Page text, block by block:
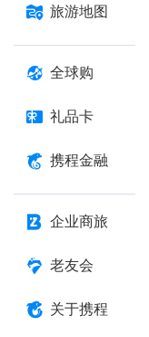
旅游地图
全球购
礼品卡
携程金融
企业商旅
老友会
关于携程